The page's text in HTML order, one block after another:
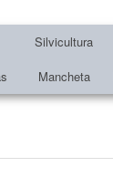
Silvicultura
Mancheta